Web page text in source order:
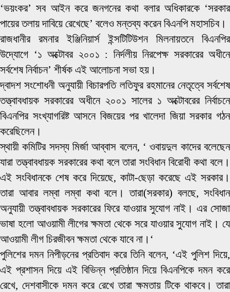
‘ভয়ংকর’ সব আইন করে জনগনের কথা বলার অধিকারকে ‘সরকার
পায়ের তলায় দাবিয়ে রেখেছে’ বলেও মন্তব্য করেন বিএনপি মহাসচিব।
রাজধানীর রমনার ইঞ্জিনিয়ার্স ইন্সটিটিউশন মিলনায়তনে বিএনপির
উদ্যোগে ‘১ অক্টোবর ২০০১ : নির্দলীয় নিরপেক্ষ সরকারের অধীনে
সর্বশেষ নির্বাচন’ শীর্ষক এই আলোচনা সভা হয়।
দ্বাদশ সংশোধনী অনুযায়ী বিচারপতি লতিফুর রহমানের নেতৃত্বে সর্বশেষ
তত্ত্বাবধায়ক সরকারের অধীনে ২০০১ সালের ১ অক্টোবরের নির্বাচনে
বিএনপির সংখ্যাগরিষ্ট আসনে বিজয়ের পর খালেদা জিয়া সরকার গঠন
করেছিলেন।
স্থায়ী কমিটির সদস্য মির্জা আব্বাস বলেন, ‘ ওবায়দুল কাদের বলেছেন
যারা তত্ত্বাবধায়ক সরকারের কথা বলে তারা সংবিধান বিরোধী কথা বলে।
এই সংবিধানকে শেষ করে দিয়েছে, কাটা-ছেড়া করেছে এই সরকার।
তারা আবার লম্বা লম্বা কথা বলে। তারা(সরকার) বলছে, সংবিধান
অনুযায়ী তত্ত্বাবধায়ক সরকারের ফিরে যাওয়ার সুযোগ নাই। এর সোজা
ভাষা হলো আওয়ামী লীগের ক্ষমতা থেকে সরে যাওয়ার সুযোগ নাই। যে
আওয়ামী লীগ চিরজীবন ক্ষমতা থেকে যাবে না।‘
পুলিশের দমন নিপীড়নের প্রতিবাদ করে তিনি বলেন, ‘এই পুলিশ দিয়ে,
এই প্রশাসন দিয়ে এই বিভিন্ন প্রতিষ্ঠান দিয়ে বিএনপিকে দমন করে
রেখে, দেশবাসীকে দমন করে রেখে তারা ক্ষমতায় টিকে থাকবে। তারা